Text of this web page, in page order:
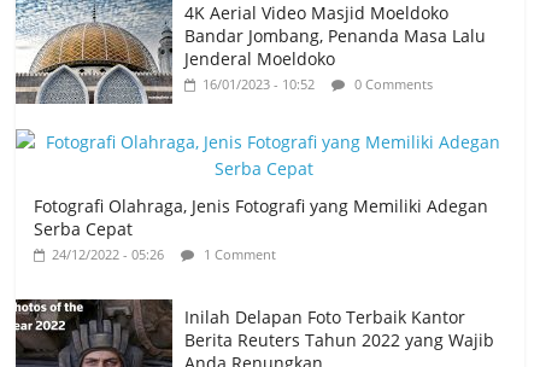
4K Aerial Video Masjid Moeldoko
Bandar Jombang, Penanda Masa Lalu
Jenderal Moeldoko
16/01/2023 - 10:52 0 Comments
Fotografi Olahraga, Jenis Fotografi yang Memiliki Adegan
Serba Cepat
24/12/2022 - 05:26 1 Comment
Inilah Delapan Foto Terbaik Kantor
Berita Reuters Tahun 2022 yang Wajib